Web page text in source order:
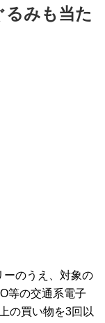
るみも当た
ーのうえ、対象の
等の交通系電子
の買い物を3回以